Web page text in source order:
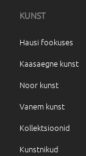
KUNST
Hausi fookuses
Kaasaegne kunst
Noor kunst
Vanem kunst
Kollektsioonid
Kunstnikud